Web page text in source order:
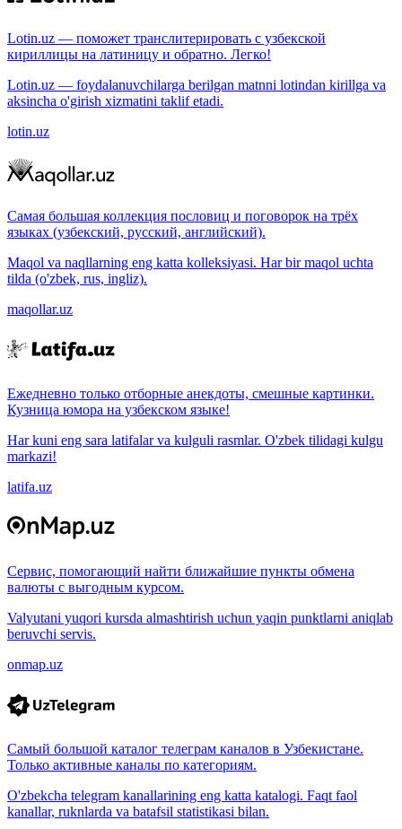
Lotin.uz — поможет транслитерировать с узбекской
кириллицы на латиницу и обратно. Легко!
Lotin.uz — foydalanuvchilarga berilgan matnni lotindan kirillga va
aksincha o'girish xizmatini taklif etadi.
lotin.uz
Самая большая коллекция пословиц и поговорок на трёх
языках (узбекский, русский, английский).
Maqol va naqllarning eng katta kolleksiyasi. Har bir maqol uchta
tilda (o'zbek, rus, ingliz).
maqollar.uz
Ежедневно только отборные анекдоты, смешные картинки.
Кузница юмора на узбекском языке!
Har kuni eng sara latifalar va kulguli rasmlar. O'zbek tilidagi kulgu
markazi!
latifa.uz
Сервис, помогающий найти ближайшие пункты обмена
валюты с выгодным курсом.
Valyutani yuqori kursda almashtirish uchun yaqin punktlarni aniqlab
beruvchi servis.
onmap.uz
Самый большой каталог телеграм каналов в Узбекистане.
Только активные каналы по категориям.
O'zbekcha telegram kanallarining eng katta katalogi. Faqt faol
kanallar, ruknlarda va batafsil statistikasi bilan.